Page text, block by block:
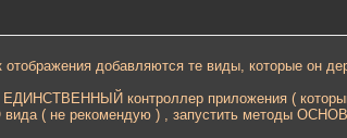
добавляются те виды, которые он
ЕДИНСТВЕННЫЙ контроллер приложения (
( не рекомендую ) , запустить методы